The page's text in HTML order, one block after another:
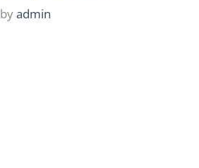
byadmin